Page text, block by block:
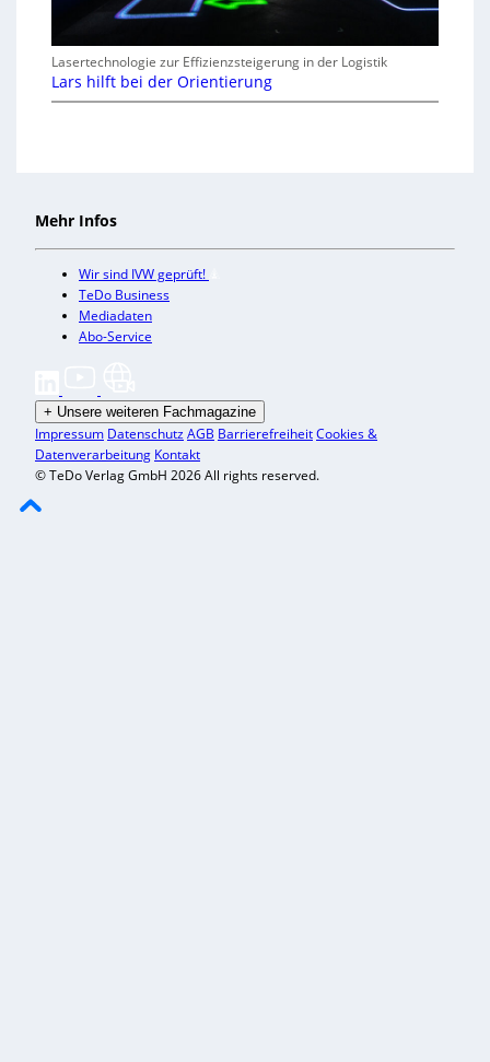
Lasertechnologie zur Effizienzsteigerung in der Logistik
Lars hilft bei der Orientierung
Mehr Infos
Wir sind IVW geprüft!
TeDo Business
Mediadaten
Abo-Service
+ Unsere weiteren Fachmagazine
Impressum DatenschutzAGB BarrierefreiheitCookies &
Datenverarbeitung Kontakt
© TeDo Verlag GmbH 2026 All rights reserved.